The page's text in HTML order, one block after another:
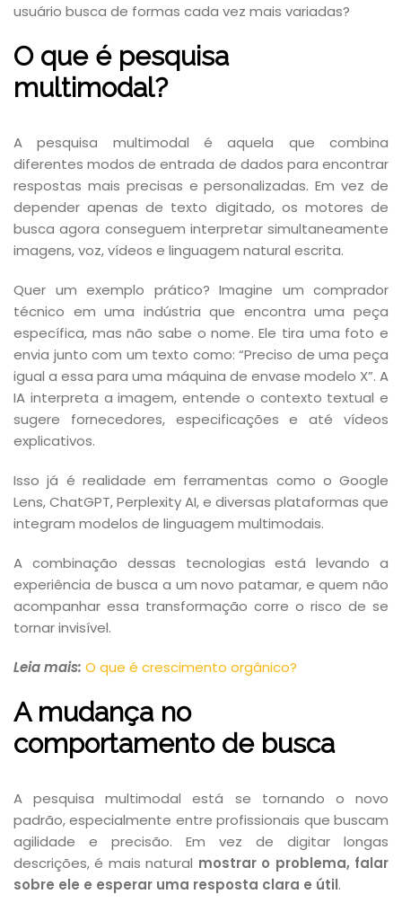
usuário busca de formas cada vez mais variadas?
O que é pesquisa
multimodal?
A pesquisa multimodal é aquela que combina
diferentes modos de entrada de dados para encontrar
respostas mais precisas e personalizadas. Em vez de
depender apenas de texto digitado, os motores de
busca agora conseguem interpretar simultaneamente
imagens, voz, vídeos e linguagem natural escrita.
Quer um exemplo prático? Imagine um comprador
técnico em uma indústria que encontra uma peça
específica, mas não sabe o nome. Ele tira uma foto e
envia junto com um texto como: “Preciso de uma peça
igual a essa para uma máquina de envase modelo X”. A
IA interpreta a imagem, entende o contexto textual e
sugere fornecedores, especificações e até vídeos
explicativos.
Isso já é realidade em ferramentas como o Google
Lens, ChatGPT, Perplexity AI, e diversas plataformas que
integram modelos de linguagem multimodais.
A combinação dessas tecnologias está levando a
experiência de busca a um novo patamar, e quem não
acompanhar essa transformação corre o risco de se
tornar invisível.
Leia mais: O que é crescimento orgânico?
A mudança no
comportamento de busca
A pesquisa multimodal está se tornando o novo
padrão, especialmente entre profissionais que buscam
agilidade e precisão. Em vez de digitar longas
descrições, é mais natural mostrar o problema, falar
sobre ele e esperar uma resposta clara e útil.